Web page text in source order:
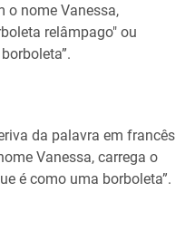
o nome Vanessa,
relâmpago" ou
da palavra em francês
Vanessa, carrega o
é como uma borboleta”.